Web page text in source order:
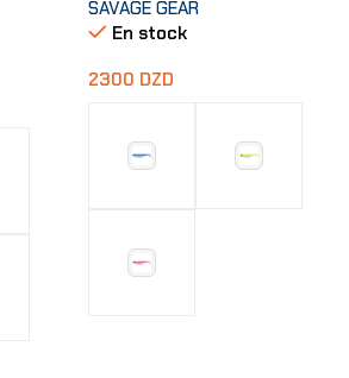
SAVAGE GEAR
En stock
2300 DZD